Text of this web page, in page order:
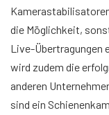
die Möglichkeit,
Live-Übertragungen
wird zudem die
anderen
sind ein